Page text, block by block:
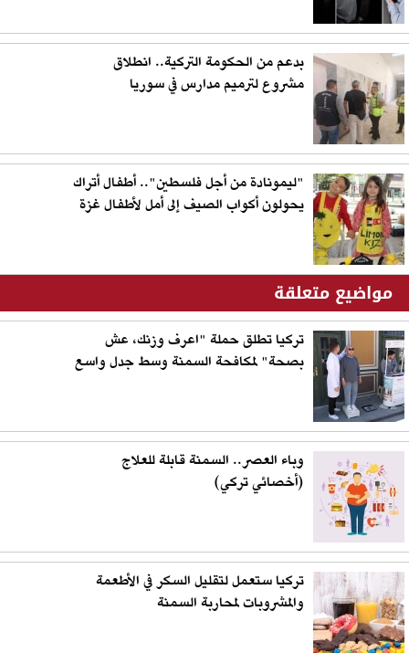
بدعم من الحكومة التركية.. انطلاق
مشروع لترميم مدارس في سوريا
"ليمونادة من أجل فلسطين".. أطفال أتراك
يحولون أكواب الصيف إلى أمل لأطفال غزة
مواضيع متعلقة
تركيا تطلق حملة "اعرف وزنك، عش
بصحة" لمكافحة السمنة وسط جدل واسع
وباء العصر.. السمنة قابلة للعلاج
(أخصائي تركي)
تركيا ستعمل لتقليل السكر في الأطعمة
والمشروبات لمحاربة السمنة